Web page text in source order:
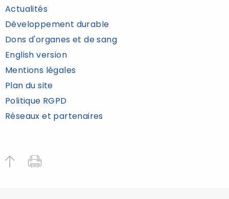
Actualités
Développement durable
Dons d'organes et de sang
English version
Mentions légales
Plan du site
Politique RGPD
Réseaux et partenaires